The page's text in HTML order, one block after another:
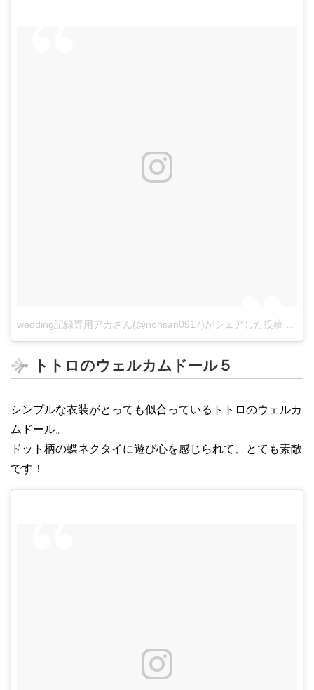
wedding記録専用アカさん(@nonsan0917)がシェアした投稿
トトロのウェルカムドール５
シンプルな衣装がとっても似合っているトトロのウェルカ
ムドール。
ドット柄の蝶ネクタイに遊び心を感じられて、とても素敵
です！